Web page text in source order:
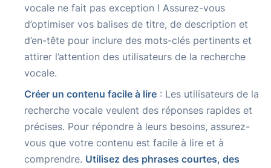
vocale ne fait pas exception ! Assurez-vous
d’optimiser vos balises de titre, de description et
d’en-tête pour inclure des mots-clés pertinents et
attirer l’attention des utilisateurs de la recherche
vocale.
Créer un contenu facile à lire : Les utilisateurs de la
recherche vocale veulent des réponses rapides et
précises. Pour répondre à leurs besoins, assurez-
vous que votre contenu est facile à lire et à
comprendre. Utilisez des phrases courtes, des